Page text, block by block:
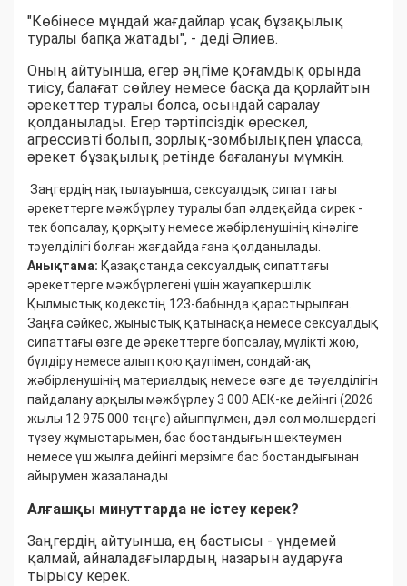
"Көбінесе мұндай жағдайлар ұсақ бұзақылық
туралы бапқа жатады", - деді Әлиев.
Оның айтуынша, егер әңгіме қоғамдық орында
тиісу, балағат сөйлеу немесе басқа да қорлайтын
әрекеттер туралы болса, осындай саралау
қолданылады. Егер тәртіпсіздік өрескел,
агрессивті болып, зорлық-зомбылықпен ұласса,
әрекет бұзақылық ретінде бағалануы мүмкін.
Заңгердің нақтылауынша, сексуалдық сипаттағы
әрекеттерге мәжбүрлеу туралы бап әлдеқайда сирек -
тек бопсалау, қорқыту немесе жәбірленушінің кінәліге
тәуелділігі болған жағдайда ғана қолданылады.
Анықтама: Қазақстанда сексуалдық сипаттағы
әрекеттерге мәжбүрлегені үшін жауапкершілік
Қылмыстық кодекстің 123-бабында қарастырылған.
Заңға сәйкес, жыныстық қатынасқа немесе сексуалдық
сипаттағы өзге де әрекеттерге бопсалау, мүлікті жою,
бүлдіру немесе алып қою қаупімен, сондай-ақ
жәбірленушінің материалдық немесе өзге де тәуелділігін
пайдалану арқылы мәжбүрлеу 3 000 АЕК-ке дейінгі (2026
жылы 12 975 000 теңге) айыппұлмен, дәл сол мөлшердегі
түзеу жұмыстарымен, бас бостандығын шектеумен
немесе үш жылға дейінгі мерзімге бас бостандығынан
айырумен жазаланады.
Алғашқы минуттарда не істеу керек?
Заңгердің айтуынша, ең бастысы - үндемей
қалмай, айналадағылардың назарын аударуға
тырысу керек.